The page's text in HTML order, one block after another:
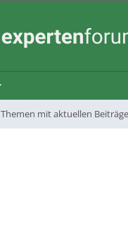
Themen mit aktuellen